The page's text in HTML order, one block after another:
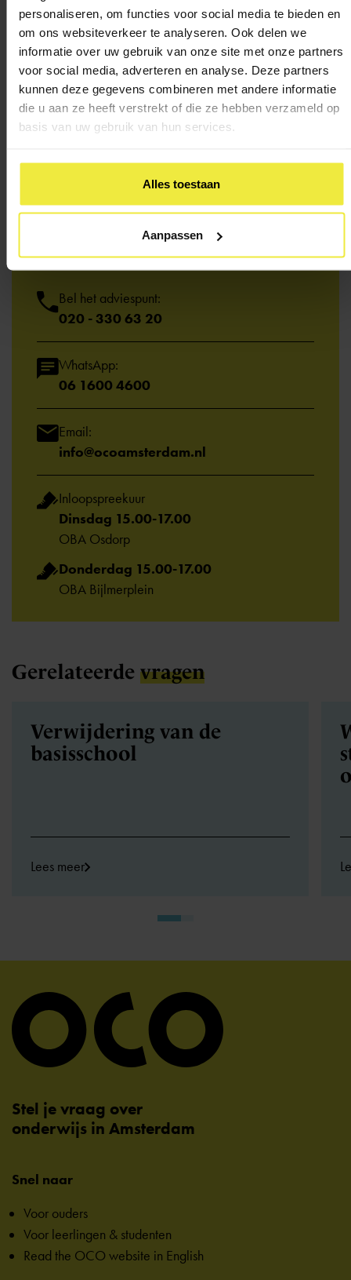
personaliseren, om functies voor social media te bieden en
om ons websiteverkeer te analyseren. Ook delen we
informatie over uw gebruik van onze site met onze partners
voor social media, adverteren en analyse. Deze partners
kunnen deze gegevens combineren met andere informatie
die u aan ze heeft verstrekt of die ze hebben verzameld op
basis van uw gebruik van hun services.
Alles toestaan
Aanpassen
Kom je er niet uit of wil je iemand spreken? We
helpen je graag.
Bel het adviespunt:
020 - 330 63 20
WhatsApp:
06 1600 4600
Email:
info@ocoamsterdam.nl
Inloopspreekuur
Dinsdag 15.00-17.00
OBA Osdorp
Donderdag 15.00-17.00
OBA Bijlmerplein
Gerelateerde vragen
Verwijdering van de
basisschool
Lees meer
Stel je vraag over
onderwijs in Amsterdam
Snel naar
Voor ouders
Voor leerlingen & studenten
Read the OCO website in English